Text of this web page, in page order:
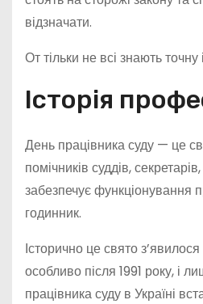
відзначати.
От тільки не всі знають
Історія
День працівника суду — це
помічників суддів,
забезпечує функціонування
годинник.
Історично це свято
особливо після 1991 року, і
працівника суду в Україні